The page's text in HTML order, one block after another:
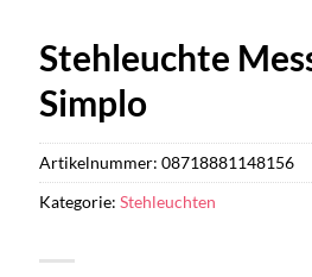
Stehleuchte
Simplo
Artikelnummer: 08718881148156
Kategorie: Stehleuchten